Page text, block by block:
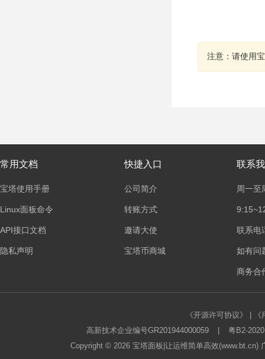
注意：请使用
常用文档
宝塔使用手册
Linux面板命令
API接口文档
隐私声明
快捷入口
公司简介
转账方式
邀请大使
宝塔币商城
联系
周一至
联系电
如有问
商务合
《开源许可协议》
高新技术企业编号GR201944000059
粤B2-
Copyright © 2026 宝塔面板 |让运维简单高效